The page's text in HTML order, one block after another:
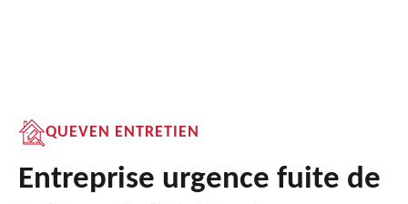
QUEVEN ENTRETIEN
Entreprise urgence fuite de